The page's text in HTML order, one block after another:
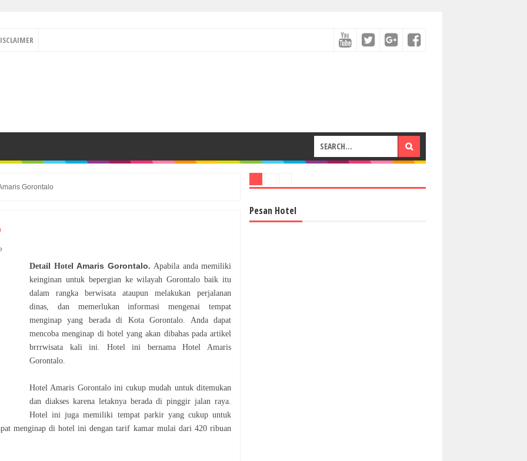
Gorontalo
Detail Hotel Amaris Gorontalo. Apabila anda memiliki
keinginan untuk bepergian ke wilayah Gorontalo baik itu
dalam rangka berwisata ataupun melakukan perjalanan
dinas, dan memerlukan informasi mengenai tempat
menginap yang berada di Kota Gorontalo. Anda dapat
mencoba menginap di hotel yang akan dibahas pada artikel
brrrwisata kali ini. Hotel ini bernama Hotel Amaris
Gorontalo.
Hotel Amaris Gorontalo ini cukup mudah untuk ditemukan
dan diakses karena letaknya berada di pinggir jalan raya.
Hotel ini juga memiliki tempat parkir yang cukup untuk
menginap di hotel ini dengan tarif kamar mulai dari 420 ribuan
Pesan Hotel